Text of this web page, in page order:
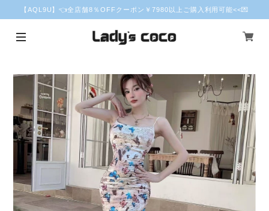
【AQL9U】👈全店舗8％OFFクーポン￥7980以上ご購入利用可能<<💌